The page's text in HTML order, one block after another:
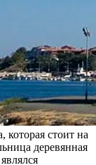
которая стоит на
деревянная